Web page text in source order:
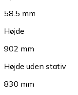
58.5 mm
Højde
902 mm
Højde uden stativ
830 mm